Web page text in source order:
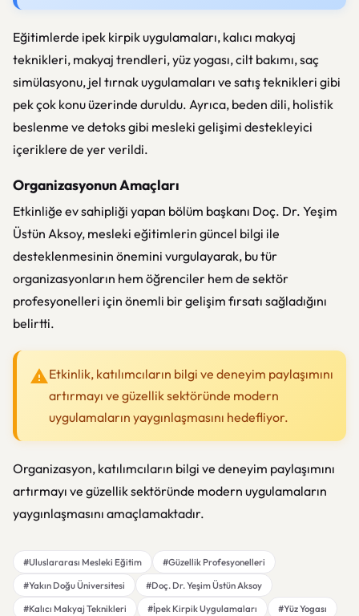
Eğitimlerde ipek kirpik uygulamaları, kalıcı makyaj
teknikleri, makyaj trendleri, yüz yogası, cilt bakımı, saç
simülasyonu, jel tırnak uygulamaları ve satış teknikleri gibi
pek çok konu üzerinde duruldu. Ayrıca, beden dili, holistik
beslenme ve detoks gibi mesleki gelişimi destekleyici
içeriklere de yer verildi.
Organizasyonun Amaçları
Etkinliğe ev sahipliği yapan bölüm başkanı Doç. Dr. Yeşim
Üstün Aksoy, mesleki eğitimlerin güncel bilgi ile
desteklenmesinin önemini vurgulayarak, bu tür
organizasyonların hem öğrenciler hem de sektör
profesyonelleri için önemli bir gelişim fırsatı sağladığını
belirtti.
Etkinlik, katılımcıların bilgi ve deneyim paylaşımını
artırmayı ve güzellik sektöründe modern
uygulamaların yaygınlaşmasını hedefliyor.
Organizasyon, katılımcıların bilgi ve deneyim paylaşımını
artırmayı ve güzellik sektöründe modern uygulamaların
yaygınlaşmasını amaçlamaktadır.
#Uluslararası Mesleki Eğitim
#Güzellik Profesyonelleri
#Yakın Doğu Üniversitesi
#Doç. Dr. Yeşim Üstün Aksoy
#Kalıcı Makyaj Teknikleri
#İpek Kirpik Uygulamaları
#Yüz Yogası